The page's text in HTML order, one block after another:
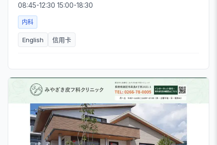
08:45-12:30 15:00-18:30
内科
English 信用卡